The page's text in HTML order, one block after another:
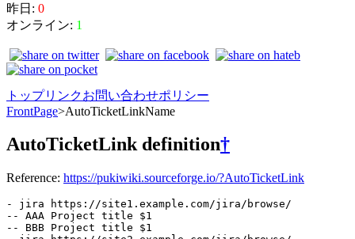
昨日: 0
オンライン: 1
トップリンクお問い合わせポリシー
FrontPage>AutoTicketLinkName
AutoTicketLink definition†
Reference: https://pukiwiki.sourceforge.io/?AutoTicketLink
- jira https://site1.example.com/jira/browse/
-- AAA Project title $1
-- BBB Project title $1